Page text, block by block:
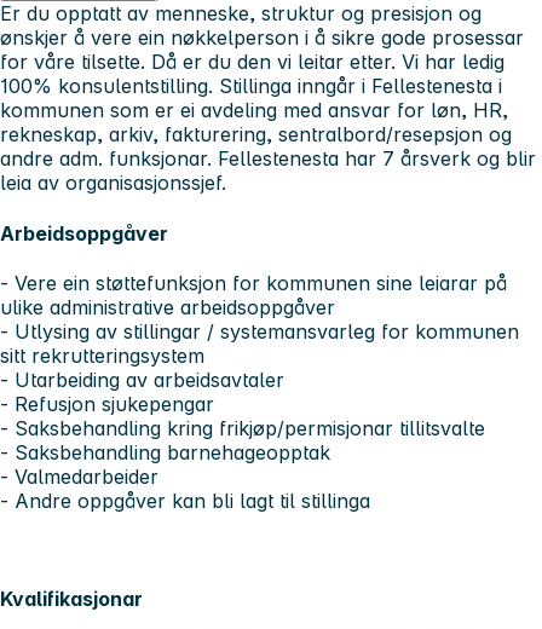
Er du opptatt av menneske, struktur og presisjon og
ønskjer å vere ein nøkkelperson i å sikre gode prosessar
for våre tilsette. Då er du den vi leitar etter. Vi har ledig
100% konsulentstilling. Stillinga inngår i Fellestenesta i
kommunen som er ei avdeling med ansvar for løn, HR,
rekneskap, arkiv, fakturering, sentralbord/resepsjon og
andre adm. funksjonar. Fellestenesta har 7 årsverk og blir
leia av organisasjonssjef.
Arbeidsoppgåver
- Vere ein støttefunksjon for kommunen sine leiarar på
ulike administrative arbeidsoppgåver
- Utlysing av stillingar / systemansvarleg for kommunen
sitt rekrutteringsystem
- Utarbeiding av arbeidsavtaler
- Refusjon sjukepengar
- Saksbehandling kring frikjøp/permisjonar tillitsvalte
- Saksbehandling barnehageopptak
- Valmedarbeider
- Andre oppgåver kan bli lagt til stillinga
Kvalifikasjonar